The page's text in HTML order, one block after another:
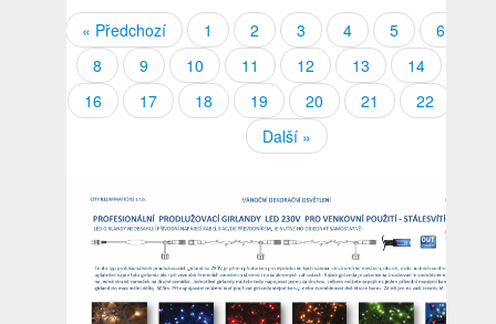
« Předchozí 1 2 3 4 5 6
8
9 10 11 12 13 14
16
17 18 19 20 21 22
Další »